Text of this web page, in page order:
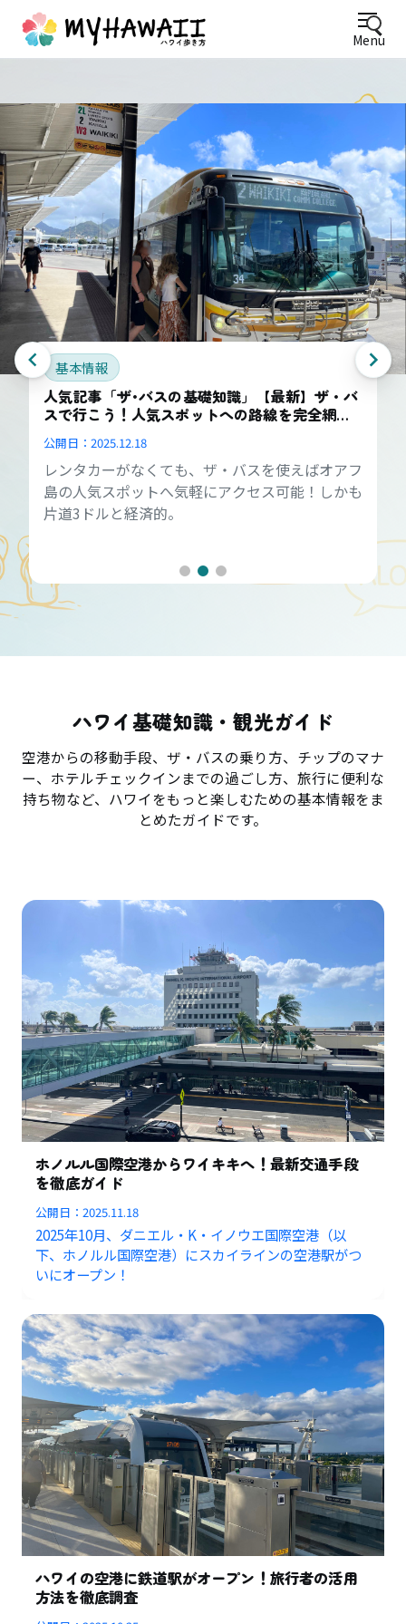
Menu
基本情報
人気記事「ザ･バスの基礎知識」【最新】ザ・バ
スで行こう！人気スポットへの路線を完全網
羅！
公開日： 2025.12.18
レンタカーがなくても、ザ・バスを使えばオアフ
島の人気スポットへ気軽にアクセス可能！しかも
片道3ドルと経済的。
ハワイ基礎知識・観光ガイド
空港からの移動手段、ザ・バスの乗り方、チップのマナ
ー、ホテルチェックインまでの過ごし方、旅行に便利な
持ち物など、ハワイをもっと楽しむための基本情報をま
とめたガイドです。
ホノルル国際空港からワイキキへ！最新交通手段
を徹底ガイド
公開日：2025.11.18
2025年10月、ダニエル・K・イノウエ国際空港（以
下、ホノルル国際空港）にスカイラインの空港駅がつ
いにオープン！
ハワイの空港に鉄道駅がオープン！旅行者の活用
方法を徹底調査